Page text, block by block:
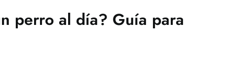
perro al día? Guía para